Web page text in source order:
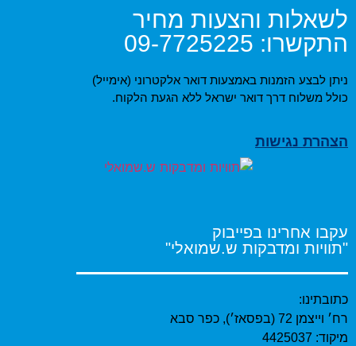
לשאלות והצעות מחיר
התקשרו: 09-7725225
ניתן לבצע הזמנות באמצעות דואר אלקטרוני (אימייל)
כולל משלוח דרך דואר ישראל ללא הגעת הלקוח.
הצהרת נגישות
עקבו אחרינו בפייבוק
"תוויות ומדבקות ש.שמואלי"
כתובתינו:
רח׳ וייצמן 72 (בפסאז׳), כפר סבא
מיקוד: 4425037